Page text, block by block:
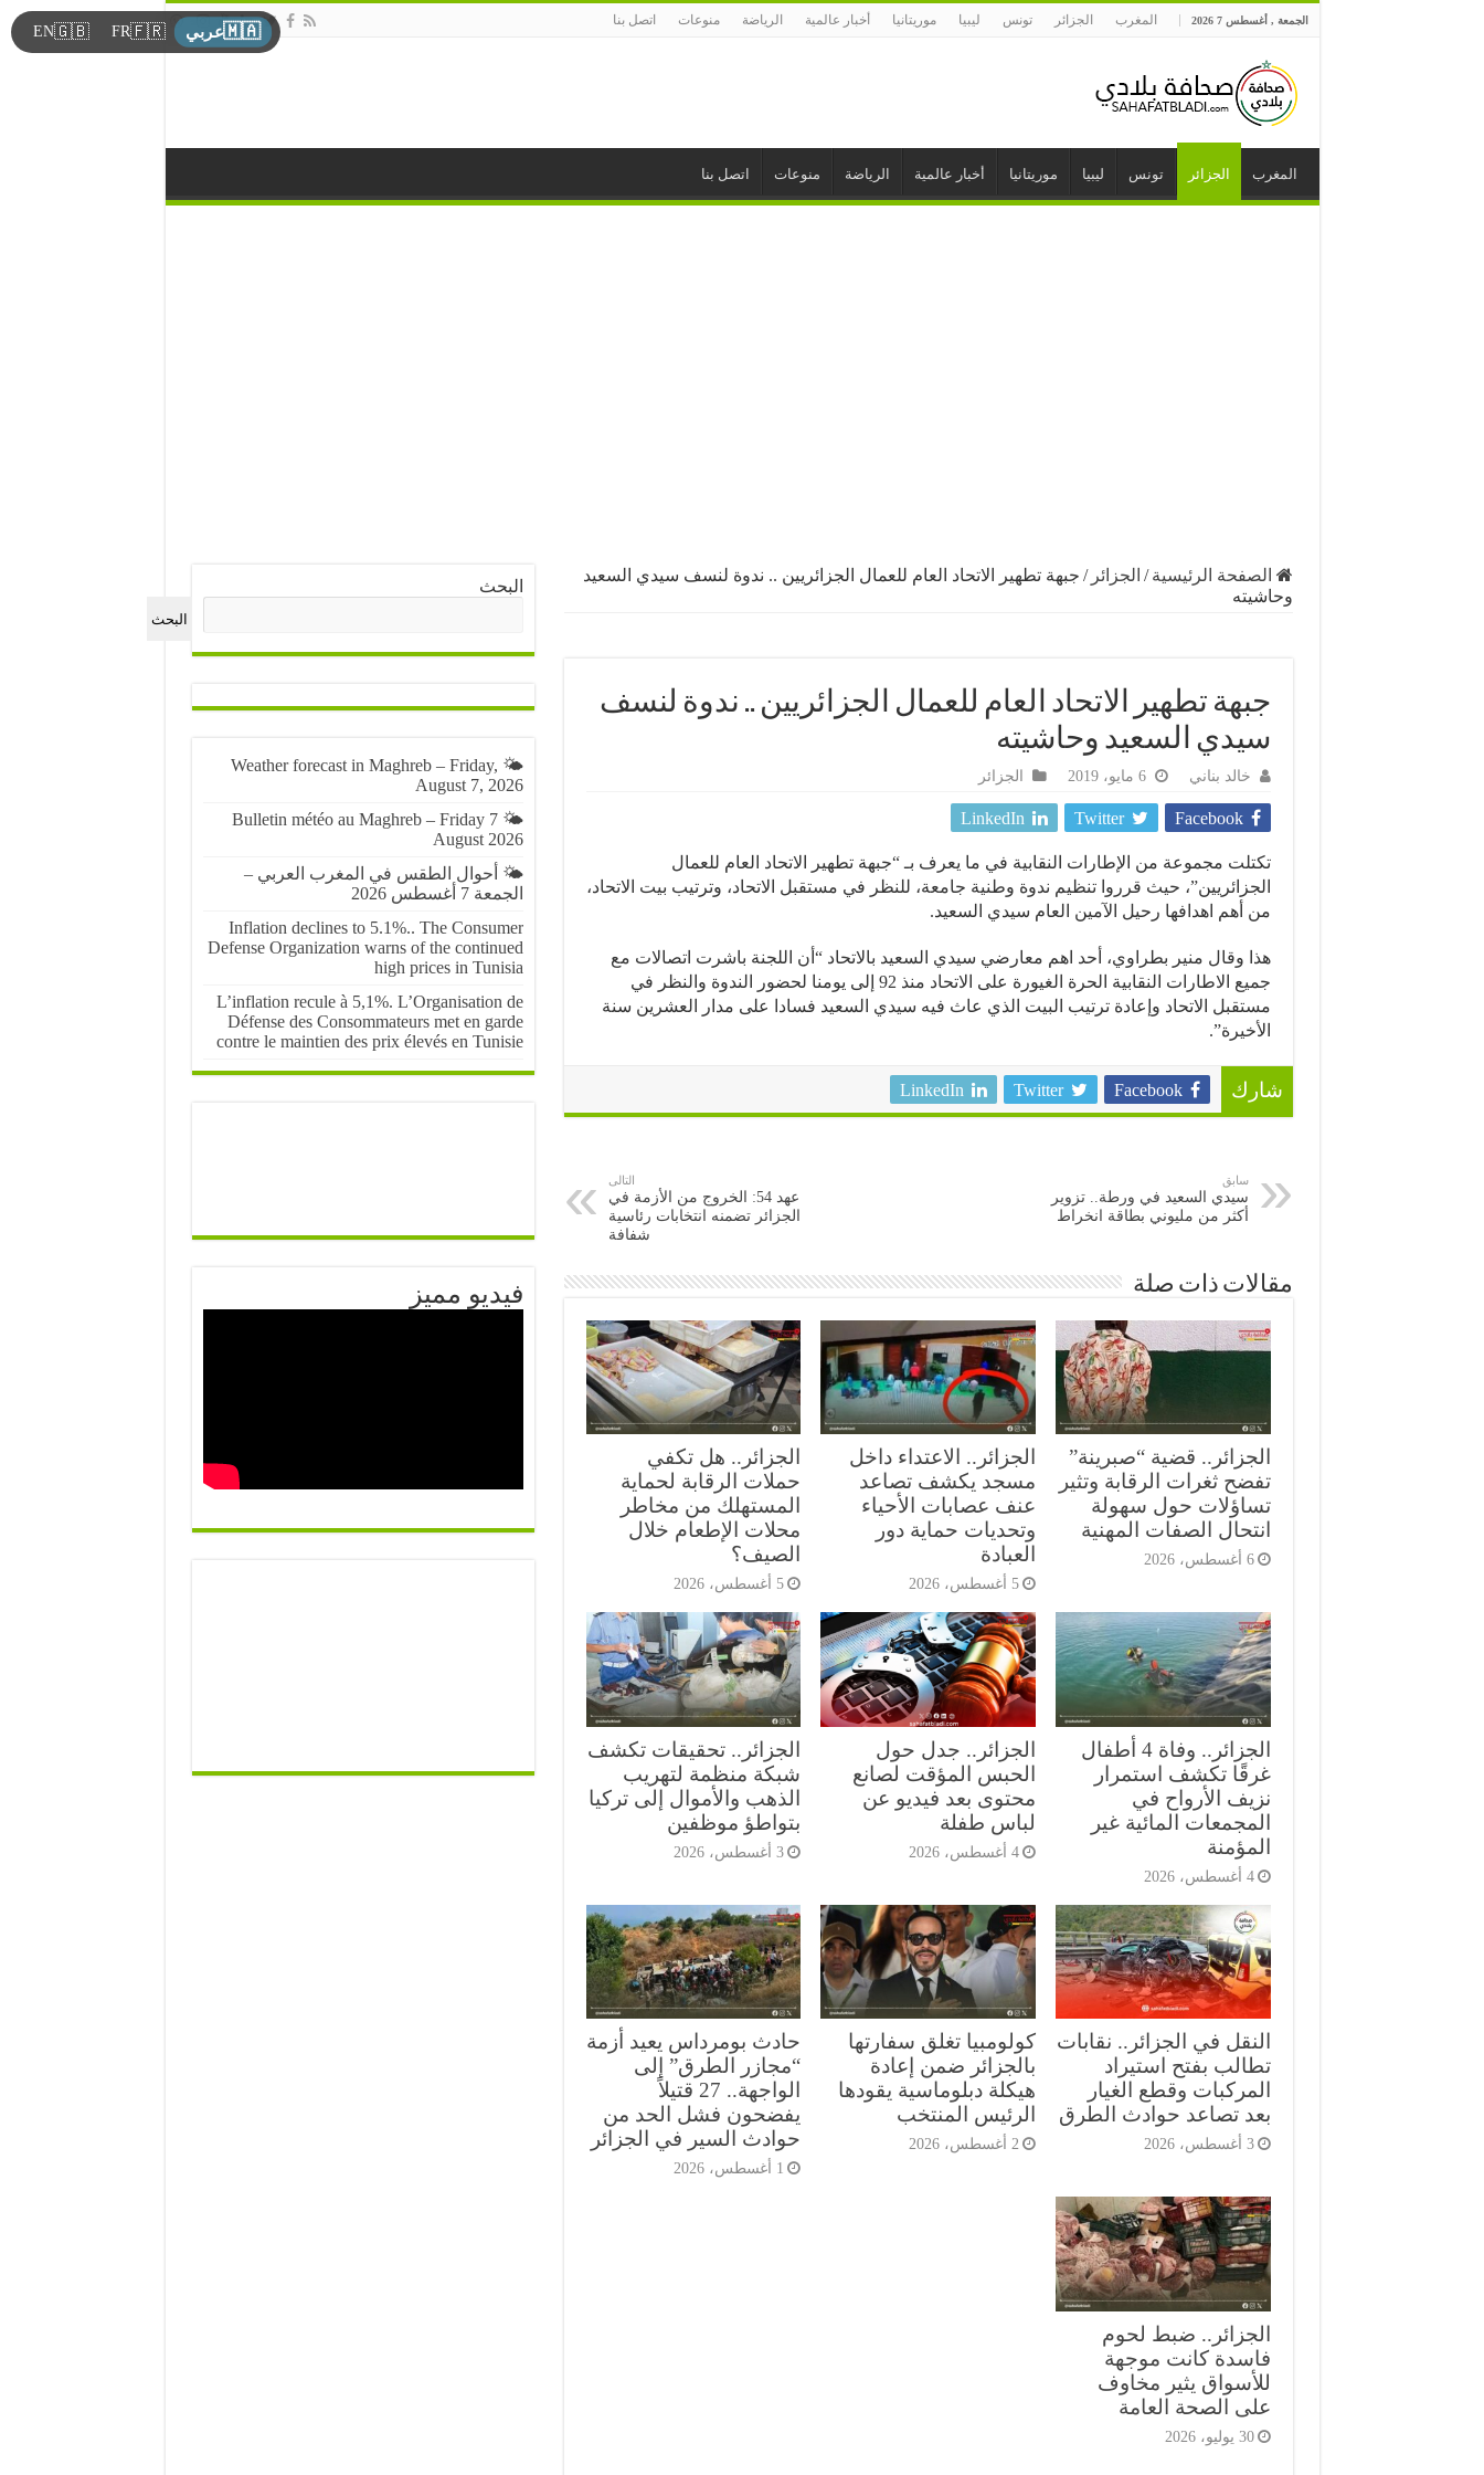
الجمعة , أغسطس 7 2026 المغرب الجزائر تونس ليبيا موريتانيا أخبار عالمية الرياضة منوعات اتصل بنا
المغرب الجزائر تونس ليبيا موريتانيا أخبار عالمية الرياضة منوعات اتصل بنا
الصفحة الرئيسية / الجزائر / جبهة تطهير الاتحاد العام للعمال الجزائريين .. ندوة لنسف سيدي السعيد
وحاشيته
جبهة تطهير الاتحاد العام للعمال الجزائريين .. ندوة لنسف
سيدي السعيد وحاشيته
خالد بناني 6 مايو، 2019 الجزائر
Facebook
Twitter
LinkedIn
تكتلت مجموعة من الإطارات النقابية في ما يعرف بـ “جبهة تطهير الاتحاد العام للعمال
الجزائريين”، حيث قرروا تنظيم ندوة وطنية جامعة، للنظر في مستقبل الاتحاد، وترتيب بيت الاتحاد،
من أهم اهدافها رحيل الآمين العام سيدي السعيد.
هذا وقال منير بطراوي، أحد اهم معارضي سيدي السعيد بالاتحاد “أن اللجنة باشرت اتصالات مع
جميع الاطارات النقابية الحرة الغيورة على الاتحاد منذ 92 إلى يومنا لحضور الندوة والنظر في
مستقبل الاتحاد وإعادة ترتيب البيت الذي عاث فيه سيدي السعيد فسادا على مدار العشرين سنة
الأخيرة”.
شارك Facebook
Twitter
LinkedIn
سابق
سيدي السعيد في ورطة.. تزوير
أكثر من مليوني بطاقة انخراط
التالى
عهد 54: الخروج من الأزمة في
الجزائر تضمنه انتخابات رئاسية
شفافة
مقالات ذات صلة
الجزائر.. قضية “صبرينة”
تفضح ثغرات الرقابة وتثير
تساؤلات حول سهولة
انتحال الصفات المهنية
6 أغسطس، 2026
الجزائر.. الاعتداء داخل
مسجد يكشف تصاعد
عنف عصابات الأحياء
وتحديات حماية دور
العبادة
5 أغسطس، 2026
الجزائر.. هل تكفي
حملات الرقابة لحماية
المستهلك من مخاطر
محلات الإطعام خلال
الصيف؟
5 أغسطس، 2026
الجزائر.. وفاة 4 أطفال
غرقًا تكشف استمرار
نزيف الأرواح في
المجمعات المائية غير
المؤمنة
4 أغسطس، 2026
الجزائر.. جدل حول
الحبس المؤقت لصانع
محتوى بعد فيديو عن
لباس طفلة
4 أغسطس، 2026
الجزائر.. تحقيقات تكشف
شبكة منظمة لتهريب
الذهب والأموال إلى تركيا
بتواطؤ موظفين
3 أغسطس، 2026
النقل في الجزائر.. نقابات
تطالب بفتح استيراد
المركبات وقطع الغيار
بعد تصاعد حوادث الطرق
3 أغسطس، 2026
كولومبيا تغلق سفارتها
بالجزائر ضمن إعادة
هيكلة دبلوماسية يقودها
الرئيس المنتخب
2 أغسطس، 2026
حادث بومرداس يعيد أزمة
“مجازر الطرق” إلى
الواجهة.. 27 قتيلاً
يفضحون فشل الحد من
حوادث السير في الجزائر
1 أغسطس، 2026
الجزائر.. ضبط لحوم
فاسدة كانت موجهة
للأسواق يثير مخاوف
على الصحة العامة
30 يوليو، 2026
البحث
البحث
🌤️ Weather forecast in Maghreb – Friday,
August 7, 2026
🌤️ Bulletin météo au Maghreb – Friday 7
August 2026
🌤️ أحوال الطقس في المغرب العربي –
الجمعة 7 أغسطس 2026
Inflation declines to 5.1%.. The Consumer
Defense Organization warns of the continued
high prices in Tunisia
L’inflation recule à 5,1%. L’Organisation de
Défense des Consommateurs met en garde
contre le maintien des prix élevés en Tunisie
فيديو مميز
🇲🇦عربي 🇫🇷
FR
🇬🇧
EN